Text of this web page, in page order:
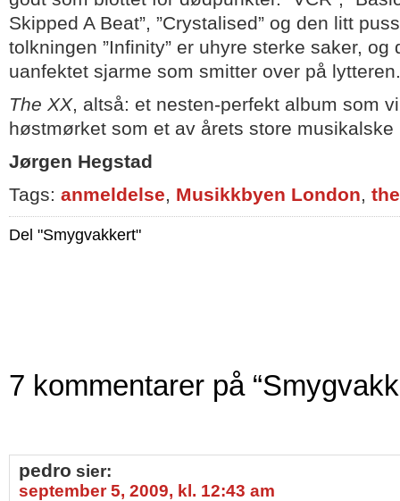
Skipped A Beat”, ”Crystalised” og den litt
tolkningen ”Infinity” er uhyre sterke saker,
uanfektet sjarme som smitter over på lytteren.
The XX, altså: et nesten-perfekt album som
høstmørket som et av årets store
Jørgen Hegstad
Tags: anmeldelse, Musikkbyen London,
Del "Smygvakkert"
7 kommentarer på
pedro sier:
september 5, 2009, kl. 12:43 am